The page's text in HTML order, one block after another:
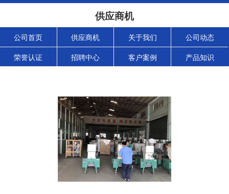
供应商机
公司首页 供应商机 关于我们 公司动态
荣誉认证 招聘中心 客户案例 产品知识